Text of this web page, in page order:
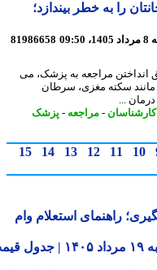
را به خطر بیندازد؛
81986658
مراجعه به پزشک، می
سکته مغزی، سرطان
...
-مراجعه -پزشک
11
12
13
14
15
راهنمای استعلام وام
قیمت خودروهای داخلی امروز دوشنبه ۱۹ مرداد ۱۴۰۵ | جدول قیمت